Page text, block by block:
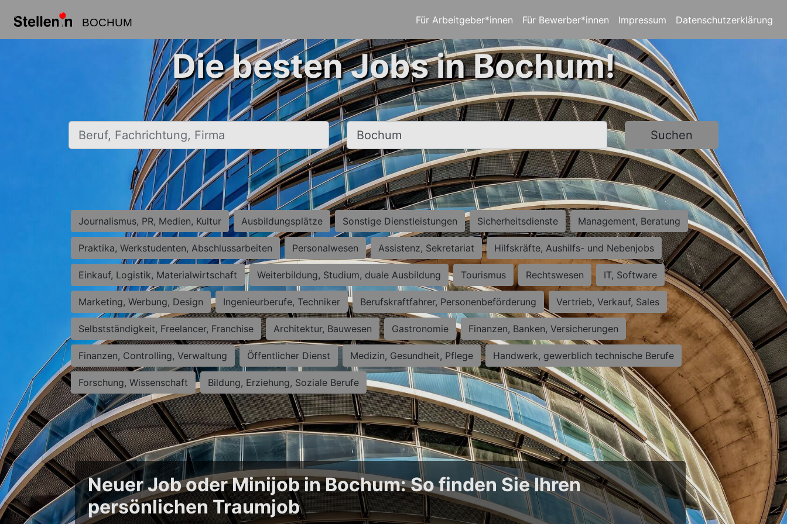
BOCHUM Für Arbeitgeber*innen Für Bewerber*innen Impressum Datenschutzerklärung
Die besten Jobs in Bochum!
Beruf, Fachrichtung, Firma Ort, Stadt Suchen
Journalismus, PR, Medien, Kultur Ausbildungsplätze Sonstige Dienstleistungen Sicherheitsdienste Management, Beratung
Praktika, Werkstudenten, Abschlussarbeiten Personalwesen Assistenz, Sekretariat Hilfskräfte, Aushilfs- und Nebenjobs
Einkauf, Logistik, Materialwirtschaft Weiterbildung, Studium, duale Ausbildung Tourismus Rechtswesen IT, Software
Marketing, Werbung, Design Ingenieurberufe, Techniker Berufskraftfahrer, Personenbeförderung Vertrieb, Verkauf, Sales
Selbstständigkeit, Freelancer, Franchise Architektur, Bauwesen Gastronomie Finanzen, Banken, Versicherungen
Finanzen, Controlling, Verwaltung Öffentlicher Dienst Medizin, Gesundheit, Pflege Handwerk, gewerblich technische Berufe
Forschung, Wissenschaft Bildung, Erziehung, Soziale Berufe
Neuer Job oder Minijob in Bochum: So finden Sie Ihren
persönlichen Traumjob